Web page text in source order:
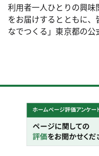
利用者一人ひとりの興
をお届けするとともに
なでつくる」東京都の公